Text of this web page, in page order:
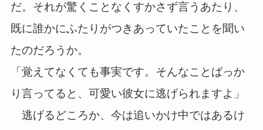
だ。それが驚くことなくすかさず言うあたり、
既に誰かにふたりがつきあっていたことを聞い
たのだろうか。
「覚えてなくても事実です。そんなことばっか
り言ってると、可愛い彼女に逃げられますよ」
逃げるどころか、今は追いかけ中ではあるけ